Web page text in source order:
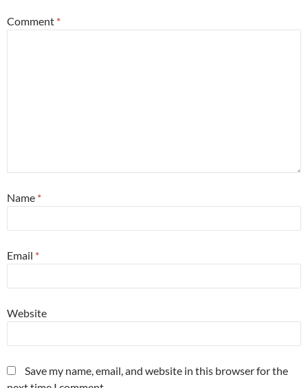
Comment *
Name *
Email *
Website
Save my name, email, and website in this browser for the